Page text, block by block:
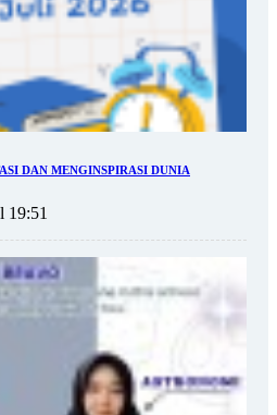
DAN MENGINSPIRASI DUNIA
19:51